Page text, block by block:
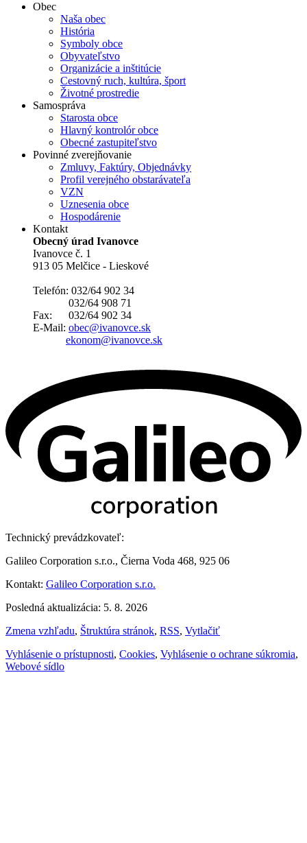
Obec
Naša obec
História
Symboly obce
Obyvateľstvo
Organizácie a inštitúcie
Cestovný ruch, kultúra, šport
Životné prostredie
Samospráva
Starosta obce
Hlavný kontrolór obce
Obecné zastupiteľstvo
Povinné zverejňovanie
Zmluvy, Faktúry, Objednávky
Profil verejného obstarávateľa
VZN
Uznesenia obce
Hospodárenie
Kontakt
Obecný úrad Ivanovce
Ivanovce č. 1
913 05 Melčice - Lieskové
Telefón: 032/64 902 34
032/64 908 71
Fax: 032/64 902 34
E-Mail: obec@ivanovce.sk
ekonom@ivanovce.sk
Technický prevádzkovateľ:
Galileo Corporation s.r.o., Čierna Voda 468, 925 06
Kontakt: Galileo Corporation s.r.o.
Posledná aktualizácia: 5. 8. 2026
Zmena vzhľadu, Štruktúra stránok, RSS, Vytlačiť
Vyhlásenie o prístupnosti, Cookies, Vyhlásenie o ochrane súkromia,
Webové sídlo